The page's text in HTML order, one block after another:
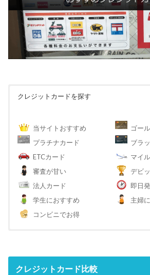
クレジットカードを探す
当サイトおすすめ
ゴー
プラチナカード
ブラ
ETCカード
マイ
審査が甘い
デビ
法人カード
即日
学生におすすめ
主婦
コンビニでお得
クレジットカード比較